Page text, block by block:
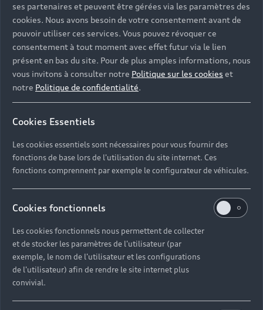
ses partenaires et peuvent être gérées via les paramètres des
cookies. Nous avons besoin de votre consentement avant de
pouvoir utiliser ces services. Vous pouvez révoquer ce
consentement à tout moment avec effet futur via le lien
présent en bas du site. Pour de plus amples informations, nous
vous invitons à consulter notre Politique sur les cookies et
notre Politique de confidentialité.
Cookies Essentiels
Les cookies essentiels sont nécessaires pour vous fournir des
fonctions de base lors de l'utilisation du site internet. Ces
fonctions comprennent par exemple le configurateur de véhicules.
Cookies fonctionnels
Les cookies fonctionnels nous permettent de collecter
et de stocker les paramètres de l'utilisateur (par
exemple, le nom de l'utilisateur et les configurations
de l'utilisateur) afin de rendre le site internet plus
convivial.